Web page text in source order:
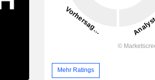
Mehr Ratings